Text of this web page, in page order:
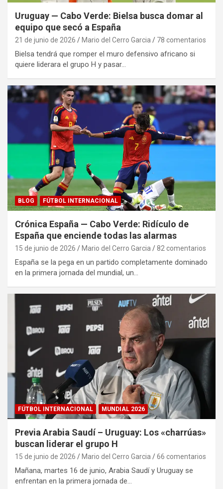
Uruguay — Cabo Verde: Bielsa busca domar al
equipo que secó a España
21 de junio de 2026 Mario del Cerro Garcia 78 comentarios
Bielsa tendrá que romper el muro defensivo africano si
quiere liderara el grupo H y pasar…
BLOG FÚTBOL INTERNACIONAL
Crónica España — Cabo Verde: Ridículo de
España que enciende todas las alarmas
15 de junio de 2026 Mario del Cerro Garcia 82 comentarios
España se la pega en un partido completamente dominado
en la primera jornada del mundial, un…
FÚTBOL INTERNACIONAL MUNDIAL 2026
Previa Arabia Saudí – Uruguay: Los «charrúas»
buscan liderar el grupo H
15 de junio de 2026 Mario del Cerro Garcia 66 comentarios
Mañana, martes 16 de junio, Arabia Saudí y Uruguay se
enfrentan en la primera jornada de…